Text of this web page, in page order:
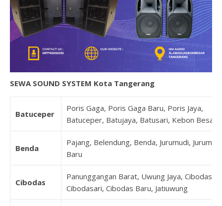
SEWA SOUND SYSTEM Kota Tangerang
Batuceper
Poris Gaga, Poris Gaga Baru, Poris Jaya,
Batuceper, Batujaya, Batusari, Kebon Besar
Benda
Pajang, Belendung, Benda, Jurumudi, Jurumudi
Baru
Cibodas
Panunggangan Barat, Uwung Jaya, Cibodas,
Cibodasari, Cibodas Baru, Jatiuwung